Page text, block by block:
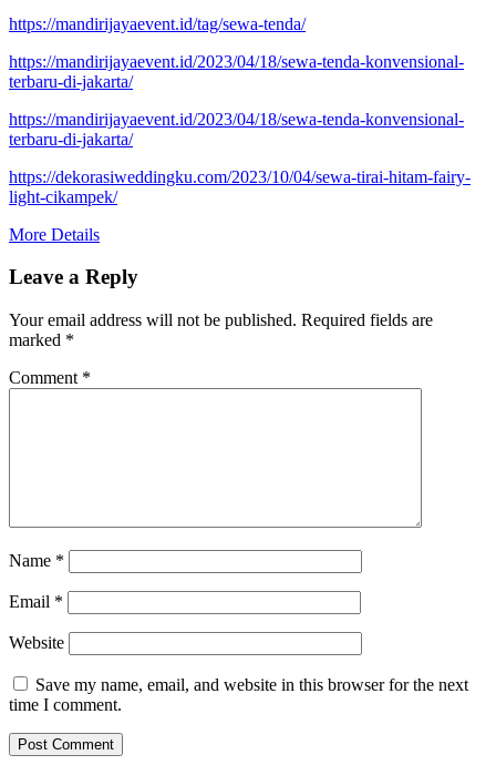
https://mandirijayaevent.id/tag/sewa-tenda/
https://mandirijayaevent.id/2023/04/18/sewa-tenda-konvensional-
terbaru-di-jakarta/
https://mandirijayaevent.id/2023/04/18/sewa-tenda-konvensional-
terbaru-di-jakarta/
https://dekorasiweddingku.com/2023/10/04/sewa-tirai-hitam-fairy-
light-cikampek/
More Details
Leave a Reply
Your email address will not be published. Required fields are
marked *
Comment *
Name *
Email *
Website
Save my name, email, and website in this browser for the next
time I comment.